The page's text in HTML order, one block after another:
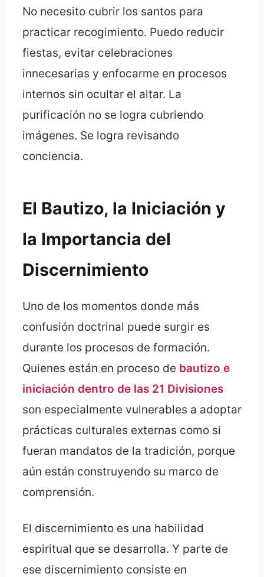
No necesito cubrir los santos para
practicar recogimiento. Puedo reducir
fiestas, evitar celebraciones
innecesarias y enfocarme en procesos
internos sin ocultar el altar. La
purificación no se logra cubriendo
imágenes. Se logra revisando
conciencia.
El Bautizo, la Iniciación y
la Importancia del
Discernimiento
Uno de los momentos donde más
confusión doctrinal puede surgir es
durante los procesos de formación.
Quienes están en proceso de bautizo e
iniciación dentro de las 21 Divisiones
son especialmente vulnerables a adoptar
prácticas culturales externas como si
fueran mandatos de la tradición, porque
aún están construyendo su marco de
comprensión.
El discernimiento es una habilidad
espiritual que se desarrolla. Y parte de
ese discernimiento consiste en